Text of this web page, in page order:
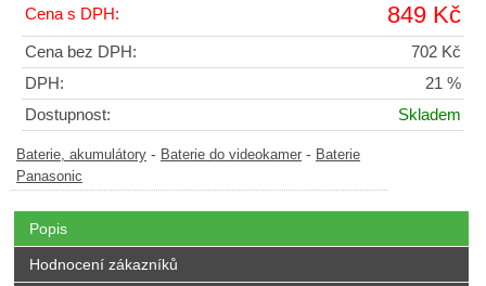
Cena s DPH: 849 Kč
Cena bez DPH:
702 Kč
DPH:
21 %
Dostupnost:
Skladem
Baterie, akumulátory - Baterie do videokamer - Baterie
Panasonic
Popis
Hodnocení zákazníků